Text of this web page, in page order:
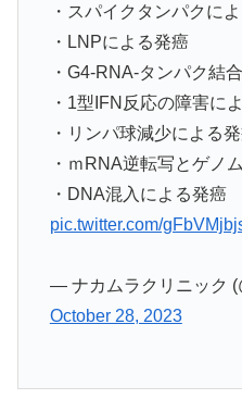
・スパイクタンパクに
・LNPによる発癌
・G4-RNA-タンパク結
・1型IFN反応の障害に
・リンパ球減少による
・ｍRNA逆転写とゲノ
・DNA混入による発癌
pic.twitter.com/
— ナカムラクリニック
October 28, 2023